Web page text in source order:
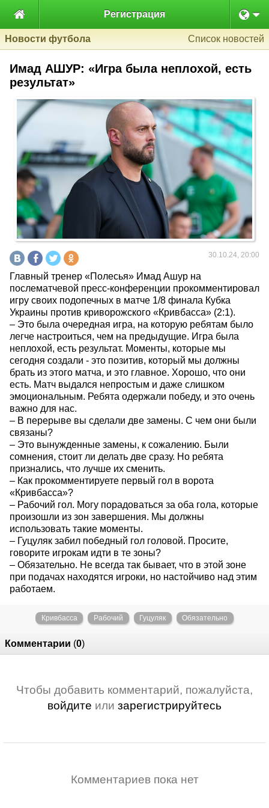
 Регистрация
Новости футбола Список новостей
Имад АШУР: «Игра была неплохой, есть
результат»
30.10.24, 20:00
Главный тренер «Полесья» Имад Ашур на
послематчевой пресс-конференции прокомментировал
игру своих подопечных в матче 1/8 финала Кубка
Украины против криворожского «Кривбасса» (2:1).
– Это была очередная игра, на которую ребятам было
легче настроиться, чем на предыдущие. Игра была
неплохой, есть результат. Моменты, которые мы
сегодня создали - это позитив, который мы должны
брать из этого матча, и это главное. Хорошо, что они
есть. Матч выдался непростым и даже слишком
эмоциональным. Ребята одержали победу, и это очень
важно для нас.
– В перерыве вы сделали две замены. С чем они были
связаны?
– Это вынужденные замены, к сожалению. Были
сомнения, стоит ли делать две сразу. Но ребята
признались, что лучше их сменить.
– Как прокомментируете первый гол в ворота
«Кривбасса»?
– Рабочий гол. Могу порадоваться за оба гола, которые
произошли из зон завершения. Мы должны
использовать такие моменты.
– Гуцуляк забил победный гол головой. Просите,
говорите игрокам идти в те зоны?
– Обязательно. Не всегда так бывает, что в этой зоне
при подачах находятся игроки, но настойчиво над этим
работаем.
Кривбасса Рабочий Гуцуляк Обязательно
Комментарии (0)
Чтобы добавить комментарий, пожалуйста,
войдите или зарегистрируйтесь
Комментариев пока нет